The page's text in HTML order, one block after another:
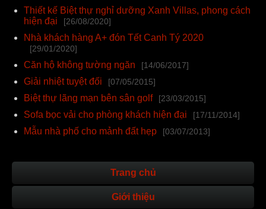
Thiết kế Biệt thự nghỉ dưỡng Xanh Villas, phong cách
hiện đại
[26/08/2020]
Nhà khách hàng A+ đón Tết Canh Tý 2020
[29/01/2020]
Căn hộ không tường ngăn [14/06/2017]
Giải nhiệt tuyệt đối [07/05/2015]
Biệt thự lãng mạn bên sân golf [23/03/2015]
Sofa bọc vải cho phòng khách hiện đại [17/11/2014]
Mẫu nhà phố cho mảnh đất hẹp [03/07/2013]
Trang chủ
Giới thiệu